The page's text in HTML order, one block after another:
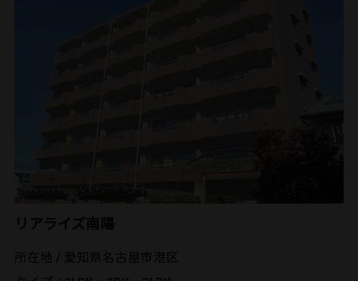
リアライズ南陽
所在地 / 愛知県名古屋市港区